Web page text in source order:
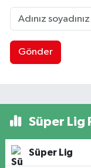
Gönder
Süper Lig
Süper Lig